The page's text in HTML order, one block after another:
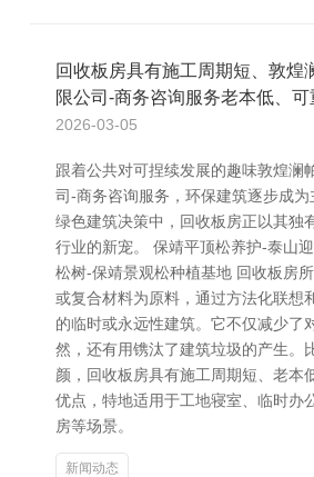
回收板房具有施工周期短、敦煌
限公司-商务咨询服务老本低、
2026-03-05
跟着公共对可捏续发展的趣味敦煌澜
司-商务咨询服务，环保建筑逐步成
绿色建筑决策中，回收板房正以其独
行业的新宠。 保靖平顶松养护-泰山
松树-保靖景观松种植基地 回收板房
或复合材料为原料，通过方法化联想
的临时或永远性建筑。它不仅减少了
然，还有用镌汰了建筑垃圾的产生。
颜，回收板房具有施工周期短、老本
优点，特地适用于工地寝室、临时办
房等场景。
新闻动态